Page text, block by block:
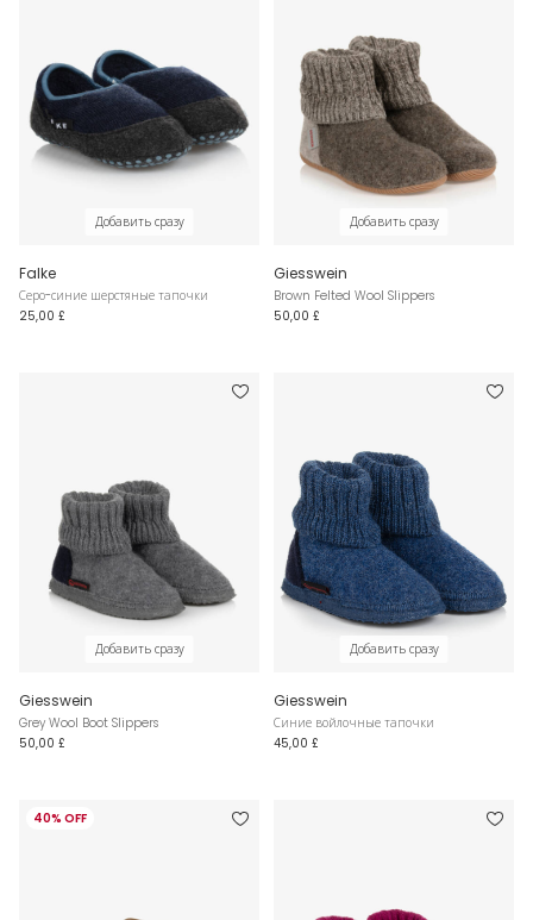
Добавить сразу
Falke
Серо-синие шерстяные тапочки
25,00 £
Добавить сразу
Giesswein
Brown Felted Wool Slippers
50,00 £
Добавить сразу
Giesswein
Grey Wool Boot Slippers
50,00 £
Добавить сразу
Giesswein
Синие войлочные тапочки
45,00 £
40% OFF